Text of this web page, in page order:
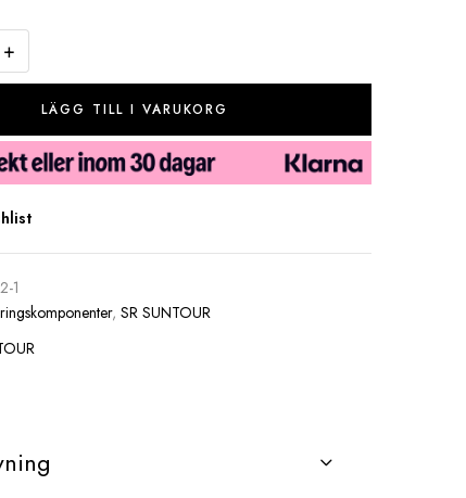
+
LÄGG TILL I VARUKORG
1
, SR SUNTOUR